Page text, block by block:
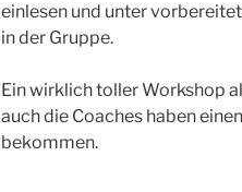
einlesen und unter
in der Gruppe.
Ein wirklich toller Workshop
auch die Coaches haben
bekommen.